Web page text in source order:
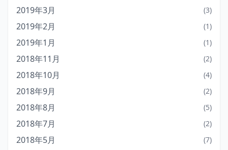
2019年3月 (3)
2019年2月 (1)
2019年1月 (1)
2018年11月 (2)
2018年10月 (4)
2018年9月 (2)
2018年8月 (5)
2018年7月 (2)
2018年5月 (7)